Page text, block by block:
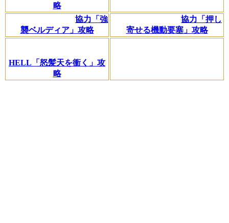
略
協力「強
襲ベルディア」攻略
協力「押し
寄せる機動要塞」攻略
HELL「怒髪天を衝く」攻
略